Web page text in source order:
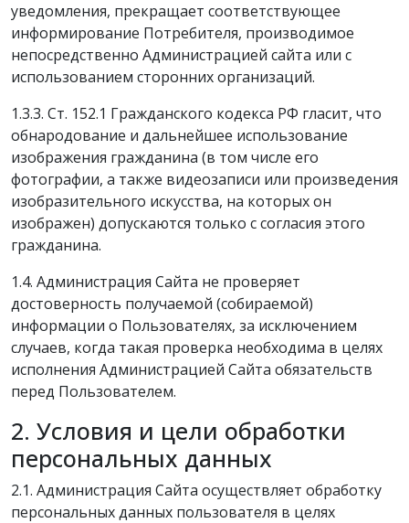
уведомления, прекращает соответствующее
информирование Потребителя, производимое
непосредственно Администрацией сайта или с
использованием сторонних организаций.
1.3.3. Ст. 152.1 Гражданского кодекса РФ гласит, что
обнародование и дальнейшее использование
изображения гражданина (в том числе его
фотографии, а также видеозаписи или произведения
изобразительного искусства, на которых он
изображен) допускаются только с согласия этого
гражданина.
1.4. Администрация Сайта не проверяет
достоверность получаемой (собираемой)
информации о Пользователях, за исключением
случаев, когда такая проверка необходима в целях
исполнения Администрацией Сайта обязательств
перед Пользователем.
2. Условия и цели обработки
персональных данных
2.1. Администрация Сайта осуществляет обработку
персональных данных пользователя в целях